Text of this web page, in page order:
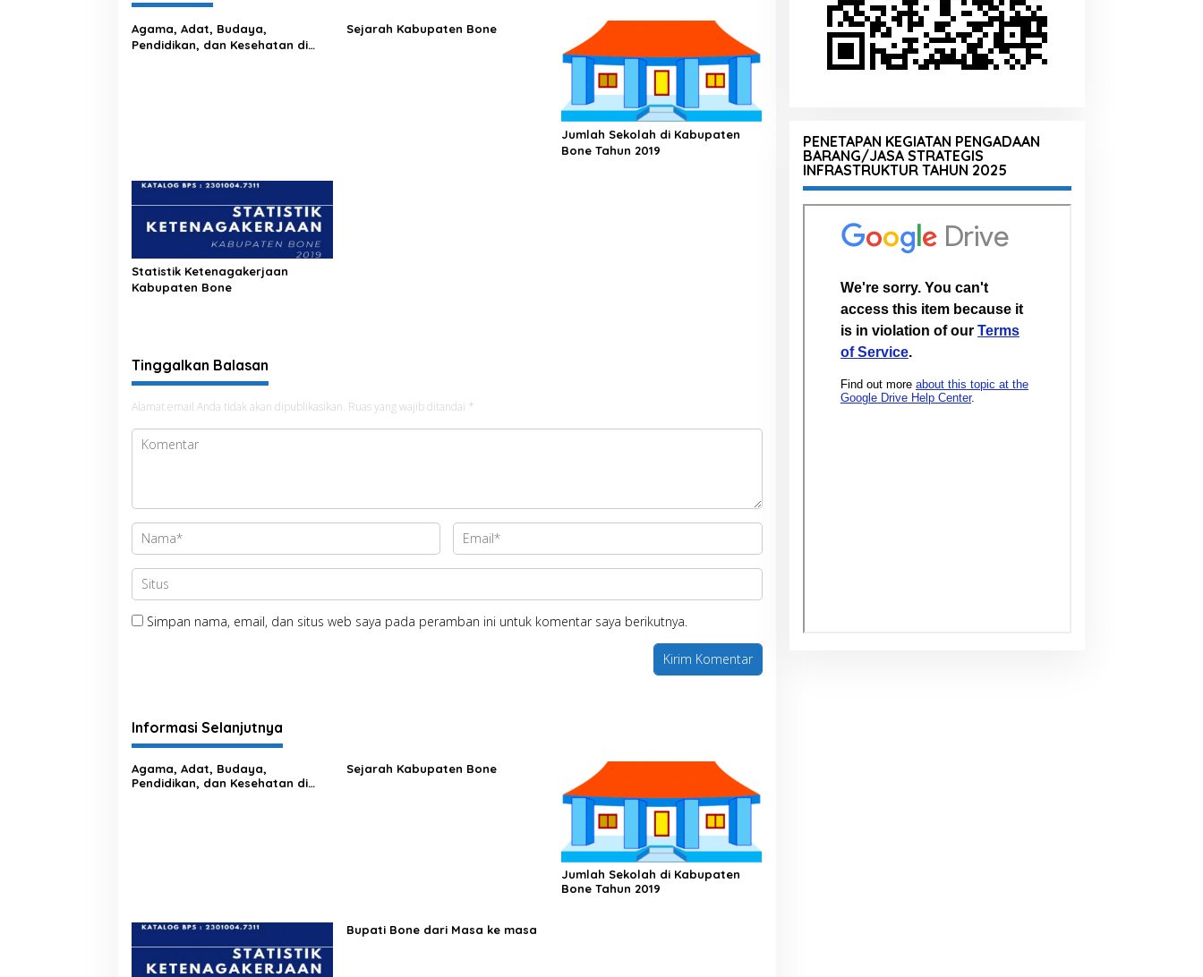
Agama, Adat, Budaya,
Pendidikan, dan Kesehatan di
Sejarah Kabupaten Bone
Jumlah Sekolah di Kabupaten
Bone Tahun 2019
Statistik Ketenagakerjaan
Kabupaten Bone
Tinggalkan Balasan
Alamat email Anda tidak akan dipublikasikan. Ruas yang wajib ditandai *
Simpan nama, email, dan situs web saya pada peramban ini untuk komentar saya berikutnya.
Informasi Selanjutnya
Agama, Adat, Budaya,
Pendidikan, dan Kesehatan di
Sejarah Kabupaten Bone
Jumlah Sekolah di Kabupaten
Bone Tahun 2019
Bupati Bone dari Masa ke masa
PENETAPAN KEGIATAN PENGADAAN
BARANG/JASA STRATEGIS
INFRASTRUKTUR TAHUN 2025